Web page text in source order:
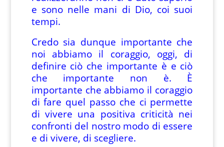
e sono nelle mani di Dio, coi suoi
tempi.
Credo sia dunque importante che
noi abbiamo il coraggio, oggi, di
definire ciò che importante è e ciò
che importante non è. È
importante che abbiamo il coraggio
di fare quel passo che ci permette
di vivere una positiva criticità nei
confronti del nostro modo di essere
e di vivere, di scegliere.